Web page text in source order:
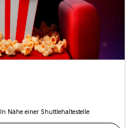
In Nähe einer Shuttlehaltestelle